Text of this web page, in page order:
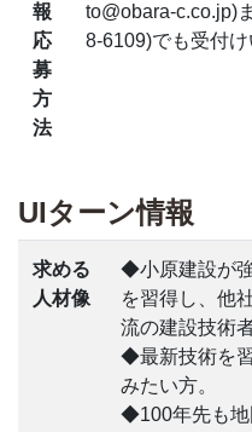
報
応
募
方
法
to@obara-c.co.jp)
8-6109)でも受付け
UIターン情報
求める
人材像
◆小原建設が
を習得し、他
流の建設技術
◆最新技術を
みたい方。
◆100年先も地